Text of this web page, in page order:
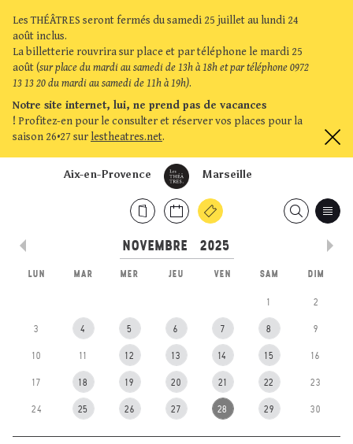
Les THÉÂTRES seront fermés du samedi 25 juillet au lundi 24
août inclus.
La billetterie rouvrira sur place et par téléphone le mardi 25
août (sur place du mardi au samedi de 13h à 18h et par téléphone 0972
13 13 20 du mardi au samedi de 11h à 19h).
Notre site internet, lui, ne prend pas de vacances
! Profitez-en pour le consulter et réserver vos places pour la
saison 26•27 sur lestheatres.net.
Marseille
Aix-en-Provence
LUN MAR MER JEU VEN SAM DIM
1 2
3 4 5 6 7 8 9
10 11 12 13 14 15 16
17 18 19 20 21 22 23
24 25 26 27 28 29 30